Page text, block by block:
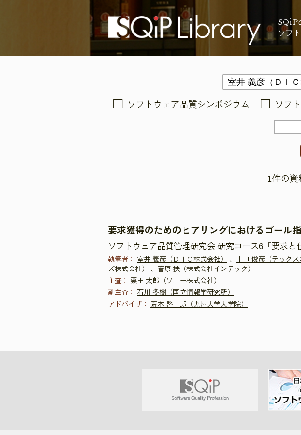
SQiP
ソフ
ソフトウェア品質シンポジウム ソフ
1件の資
要求獲得のためのヒアリングにおけるゴール
ソフトウェア品質管理研究会 研究コース6「要求と
執筆者： 室井 義彦（ＤＩＣ株式会社） 、 山口 俊彦（テックス
ズ株式会社）
、 菅原 扶（株式会社インテック）
主査：
栗田 太郎（ソニー株式会社）
副主査：
石川 冬樹（国立情報学研究所）
アドバイザ：
荒木 啓二郎（九州大学大学院）